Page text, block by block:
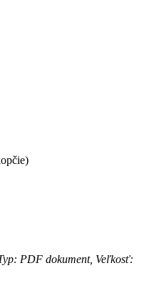
PDF dokument, Veľkosť: